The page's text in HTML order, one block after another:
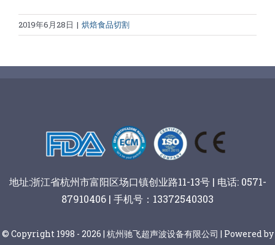
2019年6月28日 | 烘焙食品切割
地址:浙江省杭州市富阳区场口镇创业路11-13号 | 电话: 0571-
87910406 | 手机号：13372540303
© Copyright 1998 - 2026 | 杭州驰飞超声波设备有限公司 | Powered by